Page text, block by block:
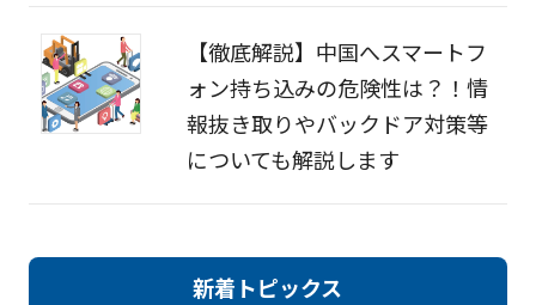
【徹底解説】中国へスマートフ
ォン持ち込みの危険性は？！情
報抜き取りやバックドア対策等
についても解説します
新着トピックス